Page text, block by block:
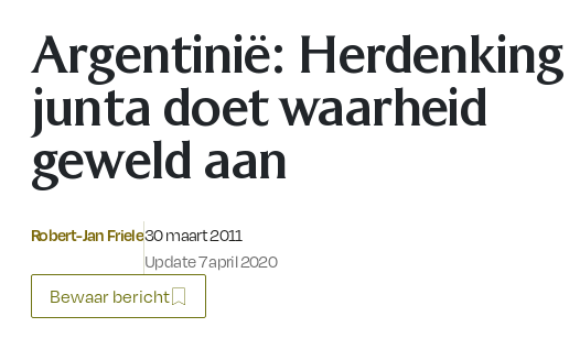
Argentinië: Herdenking
junta doet waarheid
geweld aan
Robert-Jan FrieleGepubliceerd op:
30 maart 2011
Update 7 april 2020
Bewaar bericht